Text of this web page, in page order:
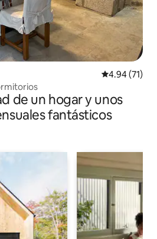
Calificación
4.94 (71)
de un hogar y unos
fantásticos